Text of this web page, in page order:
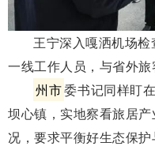
王宁深入嘎洒机场
一线工作人员，与省外旅
州市委书记同样盯
坝心镇，实地察看旅居
况，要求平衡好生态保